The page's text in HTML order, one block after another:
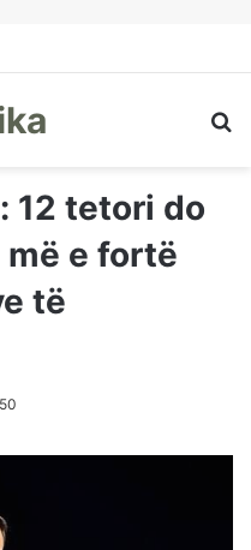
12 tetori do
e fortë
të